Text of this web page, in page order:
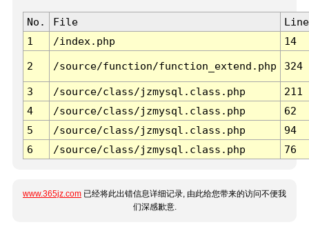
No. File
Line
1
/index.php 14
2 /source/function/function_extend.php 324
3 /source/class/jzmysql.class.php
211
4
/source/class/jzmysql.class.php
62
5
/source/class/jzmysql.class.php
94
6
/source/class/jzmysql.class.php 76
www.365jz.com 已经将此出错信息详细记录, 由此给您带来的访问不便我
们深感歉意.